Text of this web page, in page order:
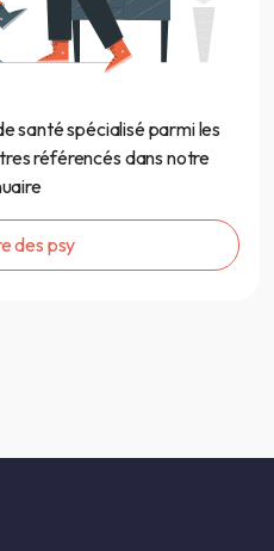
santé spécialisé parmi les
référencés dans notre
des psy